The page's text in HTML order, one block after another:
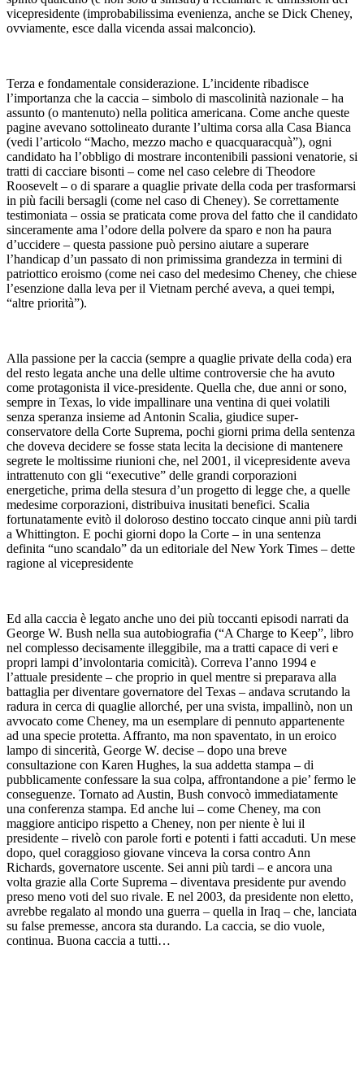
vicepresidente (improbabilissima evenienza, anche se Dick Cheney,
ovviamente, esce dalla vicenda assai malconcio).
Terza e fondamentale considerazione. L’incidente ribadisce
l’importanza che la caccia – simbolo di mascolinità nazionale – ha
assunto (o mantenuto) nella politica americana. Come anche queste
pagine avevano sottolineato durante l’ultima corsa alla Casa Bianca
(vedi l’articolo “Macho, mezzo macho e quacquaracquà”), ogni
candidato ha l’obbligo di mostrare incontenibili passioni venatorie, si
tratti di cacciare bisonti – come nel caso celebre di Theodore
Roosevelt – o di sparare a quaglie private della coda per trasformarsi
in più facili bersagli (come nel caso di Cheney). Se correttamente
testimoniata – ossia se praticata come prova del fatto che il candidato
sinceramente ama l’odore della polvere da sparo e non ha paura
d’uccidere – questa passione può persino aiutare a superare
l’handicap d’un passato di non primissima grandezza in termini di
patriottico eroismo (come nei caso del medesimo Cheney, che chiese
l’esenzione dalla leva per il Vietnam perché aveva, a quei tempi,
“altre priorità”).
Alla passione per la caccia (sempre a quaglie private della coda) era
del resto legata anche una delle ultime controversie che ha avuto
come protagonista il vice-presidente. Quella che, due anni or sono,
sempre in Texas, lo vide impallinare una ventina di quei volatili
senza speranza insieme ad Antonin Scalia, giudice super-
conservatore della Corte Suprema, pochi giorni prima della sentenza
che doveva decidere se fosse stata lecita la decisione di mantenere
segrete le moltissime riunioni che, nel 2001, il vicepresidente aveva
intrattenuto con gli “executive” delle grandi corporazioni
energetiche, prima della stesura d’un progetto di legge che, a quelle
medesime corporazioni, distribuiva inusitati benefici. Scalia
fortunatamente evitò il doloroso destino toccato cinque anni più tardi
a Whittington. E pochi giorni dopo la Corte – in una sentenza
definita “uno scandalo” da un editoriale del New York Times – dette
ragione al vicepresidente
Ed alla caccia è legato anche uno dei più toccanti episodi narrati da
George W. Bush nella sua autobiografia (“A Charge to Keep”, libro
nel complesso decisamente illeggibile, ma a tratti capace di veri e
propri lampi d’involontaria comicità). Correva l’anno 1994 e
l’attuale presidente – che proprio in quel mentre si preparava alla
battaglia per diventare governatore del Texas – andava scrutando la
radura in cerca di quaglie allorché, per una svista, impallinò, non un
avvocato come Cheney, ma un esemplare di pennuto appartenente
ad una specie protetta. Affranto, ma non spaventato, in un eroico
lampo di sincerità, George W. decise – dopo una breve
consultazione con Karen Hughes, la sua addetta stampa – di
pubblicamente confessare la sua colpa, affrontandone a pie’ fermo le
conseguenze. Tornato ad Austin, Bush convocò immediatamente
una conferenza stampa. Ed anche lui – come Cheney, ma con
maggiore anticipo rispetto a Cheney, non per niente è lui il
presidente – rivelò con parole forti e potenti i fatti accaduti. Un mese
dopo, quel coraggioso giovane vinceva la corsa contro Ann
Richards, governatore uscente. Sei anni più tardi – e ancora una
volta grazie alla Corte Suprema – diventava presidente pur avendo
preso meno voti del suo rivale. E nel 2003, da presidente non eletto,
avrebbe regalato al mondo una guerra – quella in Iraq – che, lanciata
su false premesse, ancora sta durando. La caccia, se dio vuole,
continua. Buona caccia a tutti…